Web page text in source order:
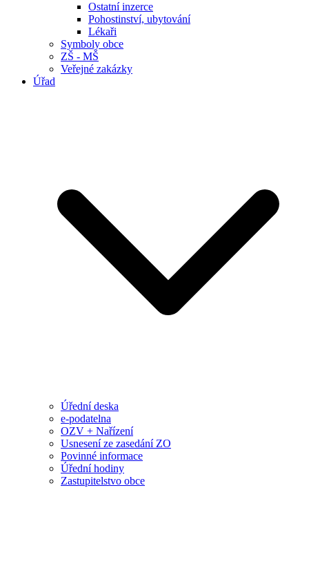
Ostatní inzerce
Pohostinství, ubytování
Lékaři
Symboly obce
ZŠ - MŠ
Veřejné zakázky
Úřad
Úřední deska
e-podatelna
OZV + Nařízení
Usnesení ze zasedání ZO
Povinné informace
Úřední hodiny
Zastupitelstvo obce